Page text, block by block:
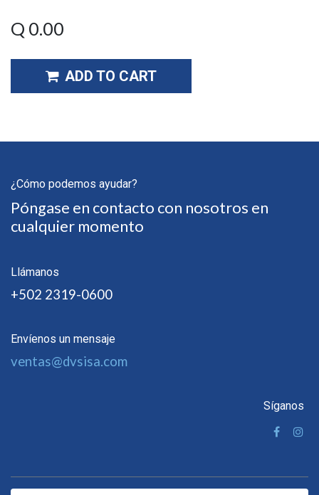
Q 0.00
ADD TO CART
¿Cómo podemos ayudar?
Póngase en contacto con nosotros en
cualquier momento
Llámanos
+502 2319-0600
Envíenos un mensaje
ventas@dvsisa.com
Síganos